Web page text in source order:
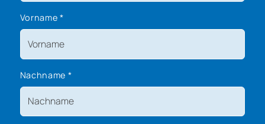
Vorname *
Nachname *